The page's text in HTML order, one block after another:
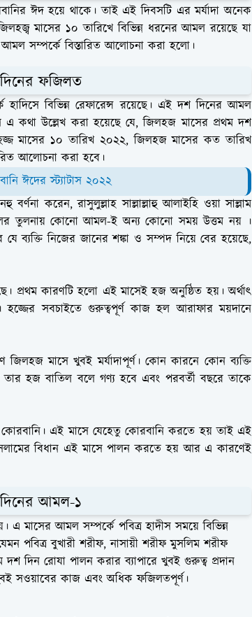
ঈদ হয়ে থাকে। তাই এই দিবসটি এর মর্যাদা অনেক
মাসের ১০ তারিখে বিভিন্ন ধরনের আমল রয়েছে যা
সম্পর্কে বিস্তারিত আলোচনা করা হলো।
ফজিলত
বিভিন্ন রেফারেন্স রয়েছে। এই দশ দিনের আমল
এ কথা উল্লেখ করা হয়েছে যে, জিলহজ মাসের প্রথম দশ
মাসের ১০ তারিখ ২০২২, জিলহজ মাসের কত তারিখ
আলোচনা করা হবে।
ঈদের স্ট্যাটাস ২০২২
করেন, রাসুলুল্লাহ সাল্লাল্লাহু আলাইহি ওয়া সাল্লাম
তুলনায় কোনো আমল-ই অন্য কোনো সময় উত্তম নয় ।
ব্যক্তি নিজের জানের শঙ্কা ও সম্পদ নিয়ে বের হয়েছে,
প্রথম কারণটি হলো এই মাসেই হজ অনুষ্ঠিত হয়। অর্থাৎ
সবচাইতে গুরুত্বপূর্ণ কাজ হল আরাফার ময়দানে
মাসে খুবই মর্যাদাপূর্ণ। কোন কারনে কোন ব্যক্তি
হজ বাতিল বলে গণ্য হবে এবং পরবর্তী বছরে তাকে
এই মাসে যেহেতু কোরবানি করতে হয় তাই এই
বিধান এই মাসে পালন করতে হয় আর এ কারণেই
আমল-১
আমল সম্পর্কে পবিত্র হাদীস সময়ে বিভিন্ন
পবিত্র বুখারী শরীফ, নাসায়ী শরীফ মুসলিম শরীফ
দশ দিন রোযা পালন করার ব্যাপারে খুবই গুরুত্ব প্রদান
সওয়াবের কাজ এবং অধিক ফজিলতপূর্ণ।